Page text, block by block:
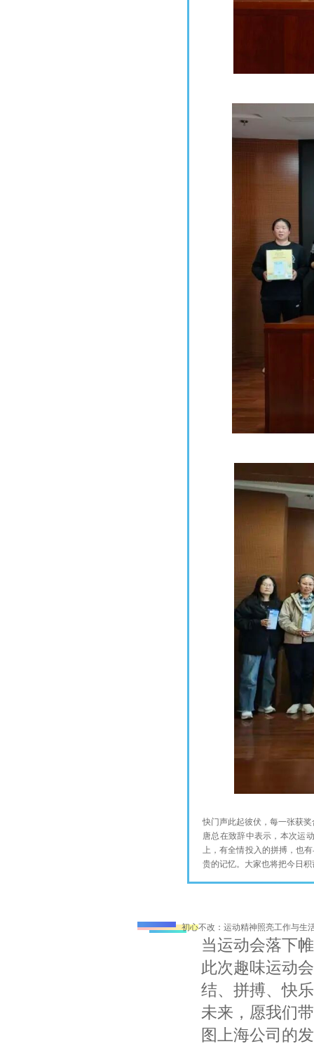
快门声此起彼伏，每一张获
唐总在致辞中表示，本次运
上，有全情投入的拼搏，也
贵的记忆。大家也将把今日
初心不改：运动精神照亮工作与生
当运动会落下
此次趣味运动
结、拼搏、快
未来，愿我们
图上海公司的